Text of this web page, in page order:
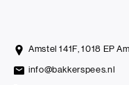
Amstel 141F, 1018 EP
info@bakkerspees.nl